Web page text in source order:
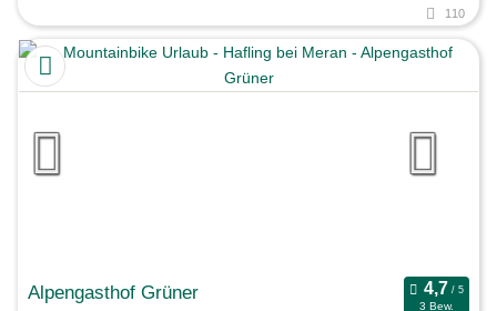
110
Alpengasthof Grüner
3 Bew.